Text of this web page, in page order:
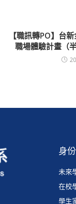
【職訊轉PO】台
職場體驗計畫（
身份
未來
在校
學生